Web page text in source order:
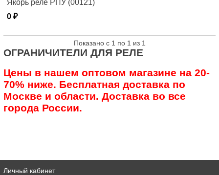
Якорь реле РПУ (00121)
0 ₽
Показано с 1 по 1 из 1
ОГРАНИЧИТЕЛИ ДЛЯ РЕЛЕ
Цены в нашем оптовом магазине на 20-
70% ниже. Бесплатная доставка по
Москве и области. Доставка во все
города России.
Личный кабинет